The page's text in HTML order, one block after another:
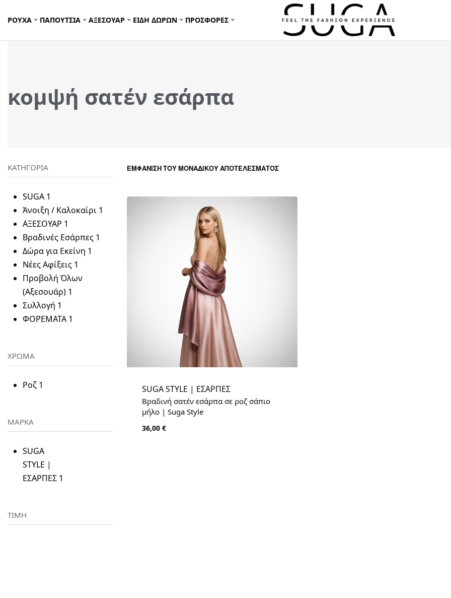
ΡΟΥΧΑ ΠΑΠΟΥΤΣΙΑ ΑΞΕΣΟΥΑΡ ΕΙΔΗ ΔΩΡΩΝ ΠΡΟΣΦΟΡΕΣ
κομψή σατέν εσάρπα
ΚΑΤΗΓΟΡΙΑ
SUGA 1
Άνοιξη / Καλοκαίρι 1
ΑΞΕΣΟΥΑΡ 1
Βραδινές Εσάρπες 1
Δώρα για Εκείνη 1
Νέες Αφίξεις 1
Προβολή Όλων
(Αξεσουάρ) 1
Συλλογή 1
ΦΟΡΕΜΑΤΑ 1
ΧΡΩΜΑ
Ροζ 1
ΜΑΡΚΑ
SUGA
STYLE |
ΕΣΑΡΠΕΣ 1
ΤΙΜΗ
ΕΜΦΆΝΙΣΗ ΤΟΥ ΜΟΝΑΔΙΚΟΎ ΑΠΟΤΕΛΈΣΜΑΤΟΣ
SUGA STYLE | ΕΣΑΡΠΕΣ
Βραδινή σατέν εσάρπα σε ροζ σάπιο
μήλο | Suga Style
36,00 €